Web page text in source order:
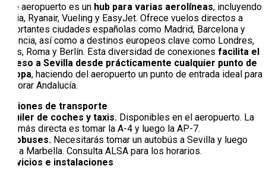
Este aeropuerto es un hub para varias aerolíneas, incluyendo
Iberia, Ryanair, Vueling y EasyJet. Ofrece vuelos directos a
importantes ciudades españolas como Madrid, Barcelona y
Valencia, así como a destinos europeos clave como Londres,
París, Roma y Berlín. Esta diversidad de conexiones facilita el
acceso a Sevilla desde prácticamente cualquier punto de
Europa, haciendo del aeropuerto un punto de entrada ideal para
explorar Andalucía.
Opciones de transporte
Alquiler de coches y taxis. Disponibles en el aeropuerto. La
ruta más directa es tomar la A-4 y luego la AP-7.
Autobuses. Necesitarás tomar un autobús a Sevilla y luego
otro a Marbella. Consulta ALSA para los horarios.
Servicios e instalaciones